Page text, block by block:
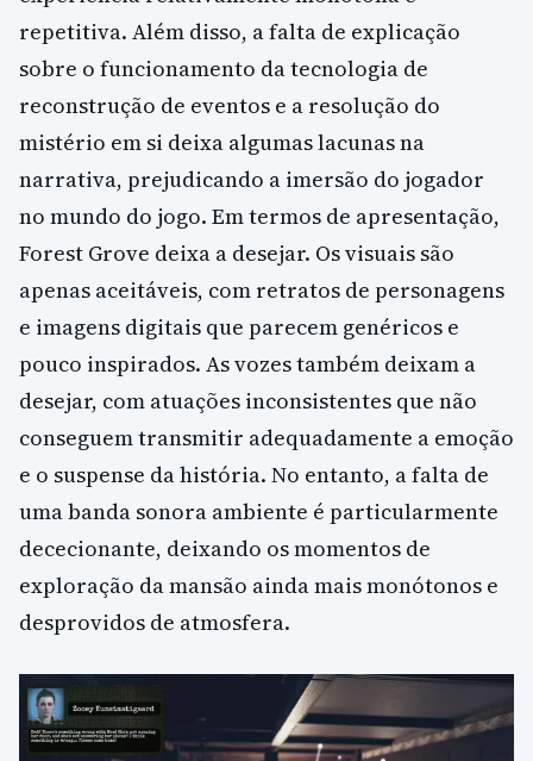
repetitiva. Além disso, a falta de explicação
sobre o funcionamento da tecnologia de
reconstrução de eventos e a resolução do
mistério em si deixa algumas lacunas na
narrativa, prejudicando a imersão do jogador
no mundo do jogo. Em termos de apresentação,
Forest Grove deixa a desejar. Os visuais são
apenas aceitáveis, com retratos de personagens
e imagens digitais que parecem genéricos e
pouco inspirados. As vozes também deixam a
desejar, com atuações inconsistentes que não
conseguem transmitir adequadamente a emoção
e o suspense da história. No entanto, a falta de
uma banda sonora ambiente é particularmente
dececionante, deixando os momentos de
exploração da mansão ainda mais monótonos e
desprovidos de atmosfera.